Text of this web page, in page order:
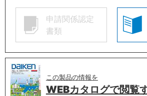
申請関係認定
書類
この製品の情報を
WEBカタログで閲覧